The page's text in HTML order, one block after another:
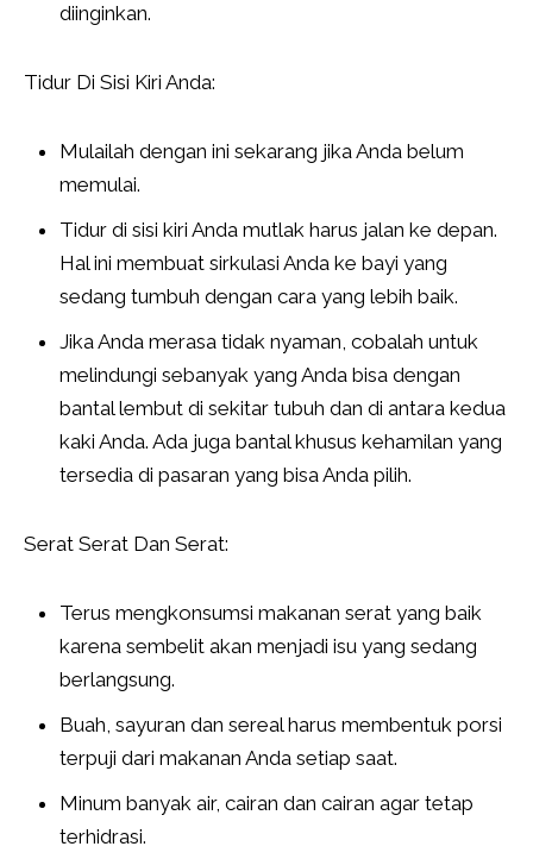
diinginkan.
Tidur Di Sisi Kiri Anda:
Mulailah dengan ini sekarang jika Anda belum
memulai.
Tidur di sisi kiri Anda mutlak harus jalan ke depan.
Hal ini membuat sirkulasi Anda ke bayi yang
sedang tumbuh dengan cara yang lebih baik.
Jika Anda merasa tidak nyaman, cobalah untuk
melindungi sebanyak yang Anda bisa dengan
bantal lembut di sekitar tubuh dan di antara kedua
kaki Anda. Ada juga bantal khusus kehamilan yang
tersedia di pasaran yang bisa Anda pilih.
Serat Serat Dan Serat:
Terus mengkonsumsi makanan serat yang baik
karena sembelit akan menjadi isu yang sedang
berlangsung.
Buah, sayuran dan sereal harus membentuk porsi
terpuji dari makanan Anda setiap saat.
Minum banyak air, cairan dan cairan agar tetap
terhidrasi.